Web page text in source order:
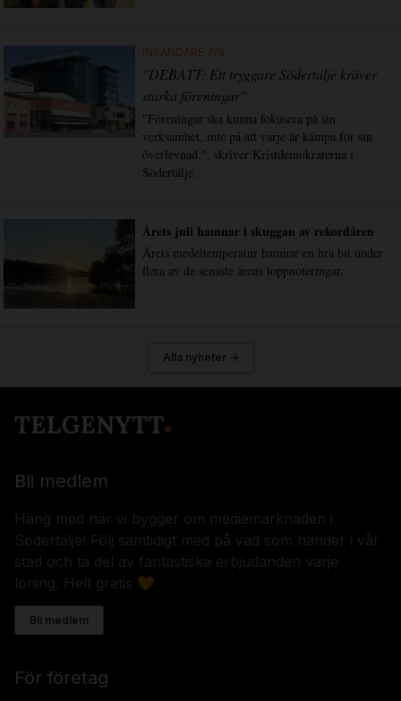
INSÄNDARE 7/8
"DEBATT: Ett tryggare Södertälje kräver
starka föreningar"
"Föreningar ska kunna fokusera på sin
verksamhet, inte på att varje år kämpa för sin
överlevnad.", skriver Kristdemokraterna i
Södertälje.
Årets juli hamnar i skuggan av rekordåren
Årets medeltemperatur hamnar en bra bit under
flera av de senaste årens toppnoteringar.
Alla nyheter →
Bli medlem
Häng med när vi bygger om mediemarknaden i
Södertälje! Följ samtidigt med på vad som händer i vår
stad och ta del av fantastiska erbjudanden varje
löning. Helt gratis 🧡
Bli medlem
För företag